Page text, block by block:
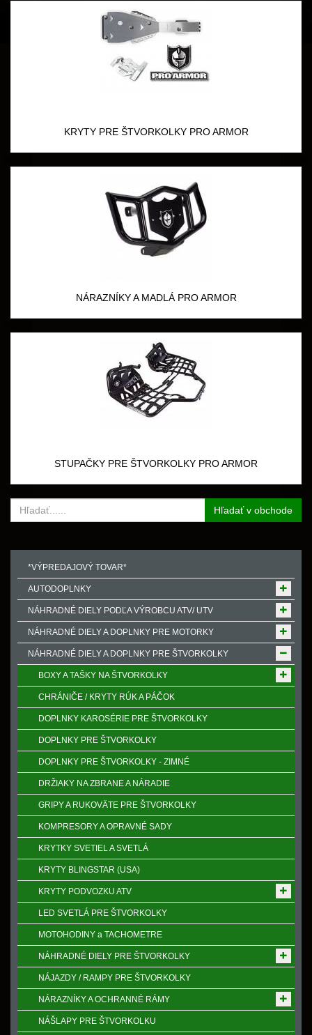
KRYTY PRE ŠTVORKOLKY PRO ARMOR
NÁRAZNÍKY A MADLÁ PRO ARMOR
STUPAČKY PRE ŠTVORKOLKY PRO ARMOR
Hľadať v obchode
*VÝPREDAJOVÝ TOVAR*
AUTODOPLNKY
NÁHRADNÉ DIELY PODĽA VÝROBCU ATV/ UTV
NÁHRADNÉ DIELY A DOPLNKY PRE MOTORKY
NÁHRADNÉ DIELY A DOPLNKY PRE ŠTVORKOLKY
BOXY A TAŠKY NA ŠTVORKOLKY
CHRÁNIČE / KRYTY RÚK A PÁČOK
DOPLNKY KAROSÉRIE PRE ŠTVORKOLKY
DOPLNKY PRE ŠTVORKOLKY
DOPLNKY PRE ŠTVORKOLKY - ZIMNÉ
DRŽIAKY NA ZBRANE A NÁRADIE
GRIPY A RUKOVӒTE PRE ŠTVORKOLKY
KOMPRESORY A OPRAVNÉ SADY
KRYTKY SVETIEL A SVETLÁ
KRYTY BLINGSTAR (USA)
KRYTY PODVOZKU ATV
LED SVETLÁ PRE ŠTVORKOLKY
MOTOHODINY a TACHOMETRE
NÁHRADNÉ DIELY PRE ŠTVORKOLKY
NÁJAZDY / RAMPY PRE ŠTVORKOLKY
NÁRAZNÍKY A OCHRANNÉ RÁMY
NÁŠLAPY PRE ŠTVORKOLKU